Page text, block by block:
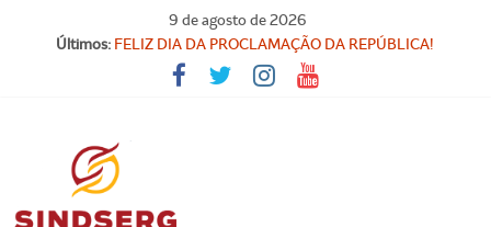
9 de agosto de 2026
Últimos: FELIZ DIA DA PROCLAMAÇÃO DA REPÚBLICA!
Parabéns, Convocados!
Feliz dia do Professor!
SINDICATO FORTE, VOCÊ FORTE!